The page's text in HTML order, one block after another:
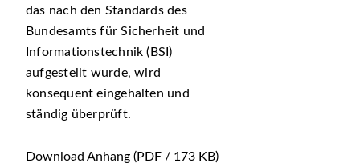
das nach den Standards des
Bundesamts für Sicherheit und
Informationstechnik (BSI)
aufgestellt wurde, wird
konsequent eingehalten und
ständig überprüft.
Download Anhang (PDF / 173 KB)